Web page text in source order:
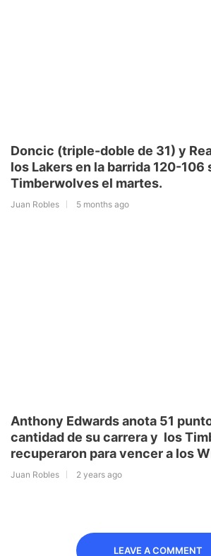
Doncic (triple-doble de 31) y
los Lakers en la barrida 120-106
Timberwolves el martes.
Juan Robles 5 months ago
​Anthony Edwards anota 51
cantidad de su carrera y los
recuperaron para vencer a los
Juan Robles 2 years ago
LEAVE A COMMENT